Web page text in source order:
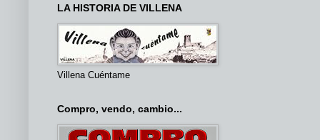
LA HISTORIA DE VILLENA
Villena Cuéntame
Compro, vendo, cambio...